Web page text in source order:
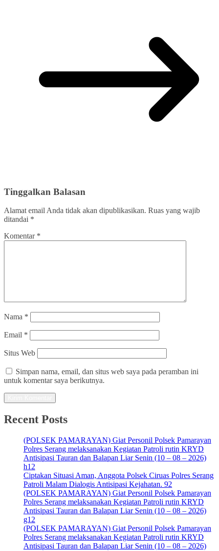
Tinggalkan Balasan
Alamat email Anda tidak akan dipublikasikan. Ruas yang wajib
ditandai *
Komentar *
Nama *
Email *
Situs Web
Simpan nama, email, dan situs web saya pada peramban ini
untuk komentar saya berikutnya.
Recent Posts
(POLSEK PAMARAYAN) Giat Personil Polsek Pamarayan
Polres Serang melaksanakan Kegiatan Patroli rutin KRYD
Antisipasi Tauran dan Balapan Liar Senin (10 – 08 – 2026)
h12
Ciptakan Situasi Aman, Anggota Polsek Ciruas Polres Serang
Patroli Malam Dialogis Antisipasi Kejahatan. 92
(POLSEK PAMARAYAN) Giat Personil Polsek Pamarayan
Polres Serang melaksanakan Kegiatan Patroli rutin KRYD
Antisipasi Tauran dan Balapan Liar Senin (10 – 08 – 2026)
g12
(POLSEK PAMARAYAN) Giat Personil Polsek Pamarayan
Polres Serang melaksanakan Kegiatan Patroli rutin KRYD
Antisipasi Tauran dan Balapan Liar Senin (10 – 08 – 2026)